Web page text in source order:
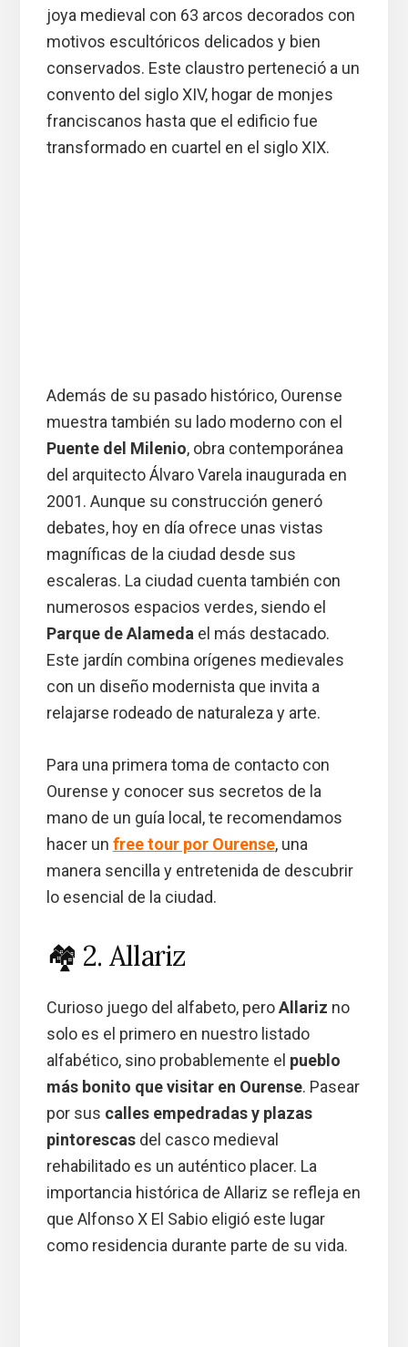
joya medieval con 63 arcos decorados con
motivos escultóricos delicados y bien
conservados. Este claustro perteneció a un
convento del siglo XIV, hogar de monjes
franciscanos hasta que el edificio fue
transformado en cuartel en el siglo XIX.
Además de su pasado histórico, Ourense
muestra también su lado moderno con el
Puente del Milenio, obra contemporánea
del arquitecto Álvaro Varela inaugurada en
2001. Aunque su construcción generó
debates, hoy en día ofrece unas vistas
magníficas de la ciudad desde sus
escaleras. La ciudad cuenta también con
numerosos espacios verdes, siendo el
Parque de Alameda el más destacado.
Este jardín combina orígenes medievales
con un diseño modernista que invita a
relajarse rodeado de naturaleza y arte.
Para una primera toma de contacto con
Ourense y conocer sus secretos de la
mano de un guía local, te recomendamos
hacer un free tour por Ourense, una
manera sencilla y entretenida de descubrir
lo esencial de la ciudad.
🏘️ 2. Allariz
Curioso juego del alfabeto, peroAllariz no
solo es el primero en nuestro listado
alfabético, sino probablemente el pueblo
más bonito que visitar en Ourense. Pasear
por sus calles empedradas y plazas
pintorescasdel casco medieval
rehabilitado es un auténtico placer. La
importancia histórica de Allariz se refleja en
que Alfonso X El Sabio eligió este lugar
como residencia durante parte de su vida.